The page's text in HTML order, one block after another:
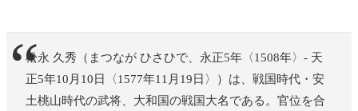
松永 久秀（まつなが ひさひで、永正5年〈1508年〉- 天
正5年10月10日〈1577年11月19日〉）は、戦国時代・安
土桃山時代の武将、大和国の戦国大名である。官位を合